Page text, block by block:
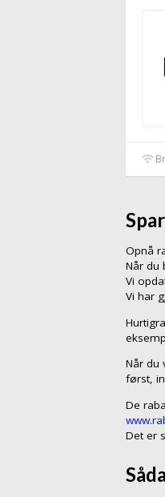
Opnå
Når du
Vi
Vi har
Når du
først,
De
Det er